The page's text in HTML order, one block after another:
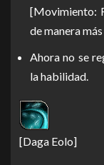
[Movimiento:
de manera
Ahora no se
la habilidad.
[Daga Eolo]